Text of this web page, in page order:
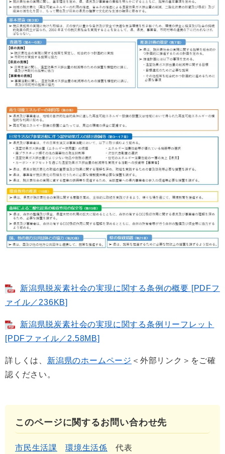
新潟県脱炭素社会の実現に関する条例の概要 [PDFフ
ァイル／236KB]
新潟県脱炭素社会の実現に関する条例リーフレット
[PDFファイル／2.58MB]
詳しくは、 新潟県のホームページ ＜外部リンク＞ をご確
認ください。
このページに関するお問い合わせ先
市民生活課 環境生活係 代表